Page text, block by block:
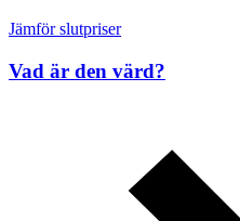
Jämför slutpriser
Vad är den värd?